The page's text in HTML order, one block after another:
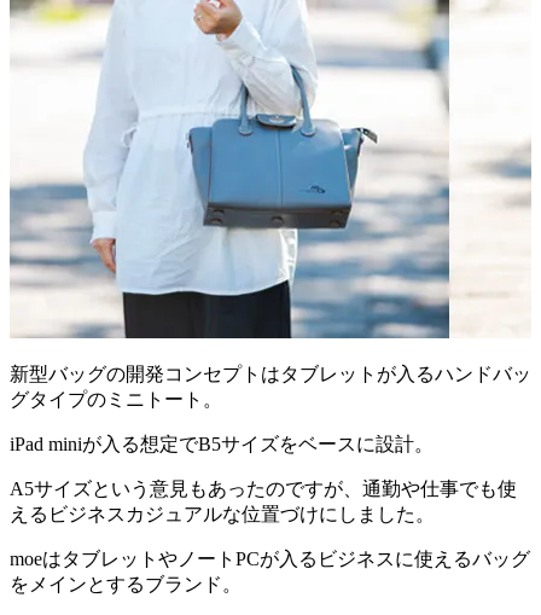
新型バッグの開発コンセプトはタブレットが入るハンドバッ
グタイプのミニトート。
iPad miniが入る想定でB5サイズをベースに設計。
A5サイズという意見もあったのですが、通勤や仕事でも使
えるビジネスカジュアルな位置づけにしました。
moeはタブレットやノートPCが入るビジネスに使えるバッグ
をメインとするブランド。